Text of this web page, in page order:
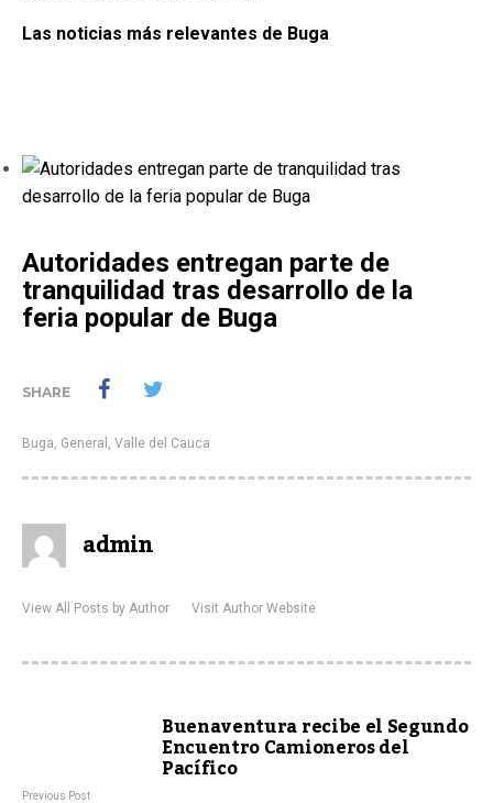
Las noticias más relevantes de Buga
Autoridades entregan parte de
tranquilidad tras desarrollo de la
feria popular de Buga
SHARE
Buga, General , Valle del Cauca
admin
View All Posts by Author Visit Author Website
Buenaventura recibe el Segundo
Encuentro Camioneros del
Pacífico
Previous Post